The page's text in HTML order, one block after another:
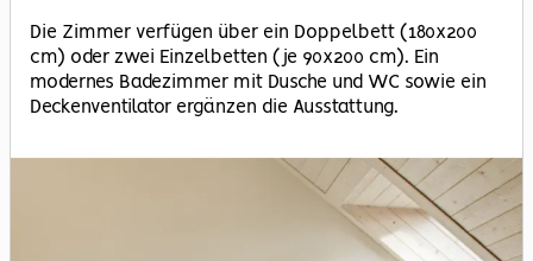
Die Zimmer verfügen über ein Doppelbett (180x200
cm) oder zwei Einzelbetten (je 90x200 cm). Ein
modernes Badezimmer mit Dusche und WC sowie ein
Deckenventilator ergänzen die Ausstattung.